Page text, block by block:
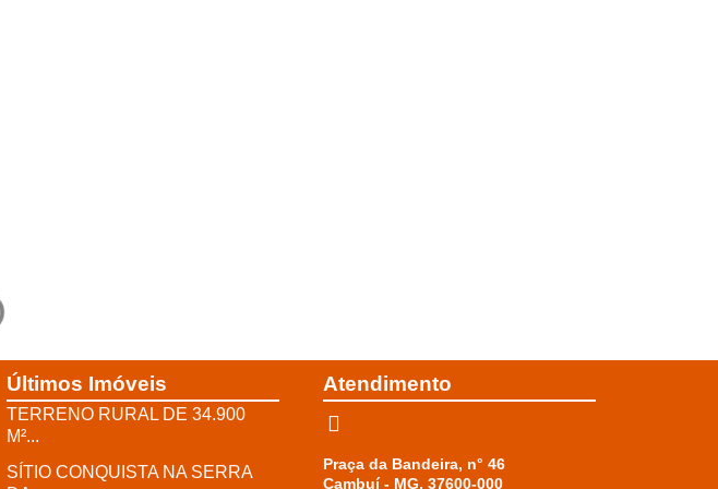
Últimos Imóveis
TERRENO RURAL DE 34.900
M²...
SÍTIO CONQUISTA NA SERRA
Atendimento
Praça da Bandeira, n° 46
Cambuí - MG, 37600-000